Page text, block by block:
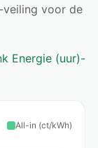
veiling voor de
Energie (uur)-
All-in (ct/kWh)